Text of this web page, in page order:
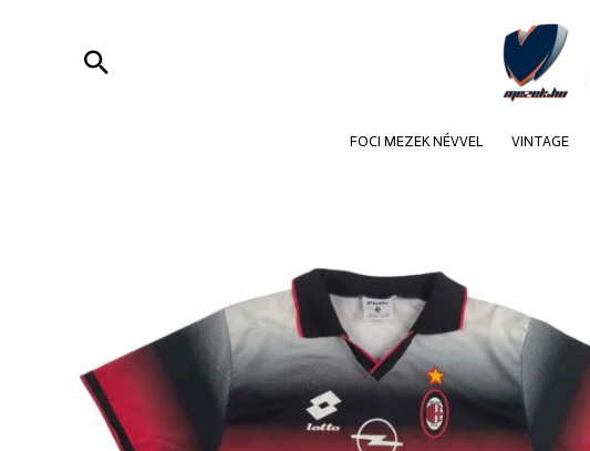
Search
FOCI MEZEK NÉVVEL VINTAGE